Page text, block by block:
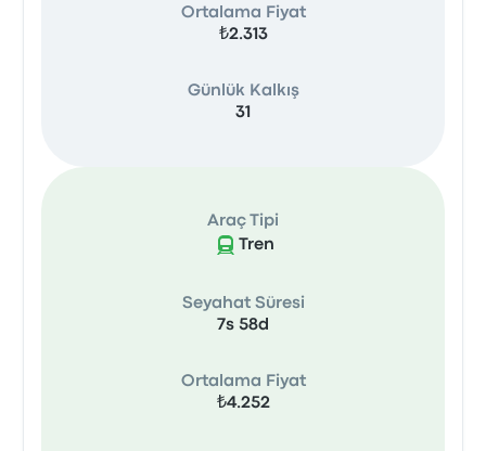
Ortalama Fiyat
₺2.313
Günlük Kalkış
31
Araç Tipi
Tren
Seyahat Süresi
7s 58d
Ortalama Fiyat
₺4.252